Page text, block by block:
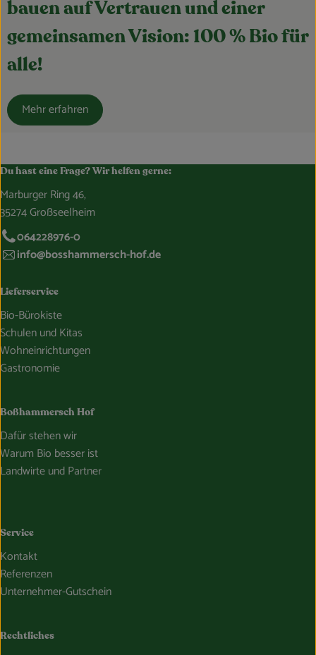
bauen auf Vertrauen und einer
gemeinsamen Vision: 100 % Bio für
alle!
Mehr erfahren
Du hast eine Frage? Wir helfen gerne:
Marburger Ring 46,
35274 Großseelheim
064228976-0
info@bosshammersch-hof.de
Lieferservice
Bio-Bürokiste
Schulen und Kitas
Wohneinrichtungen
Gastronomie
Boßhammersch Hof
Dafür stehen wir
Warum Bio besser ist
Landwirte und Partner
Service
Kontakt
Referenzen
Unternehmer-Gutschein
Rechtliches